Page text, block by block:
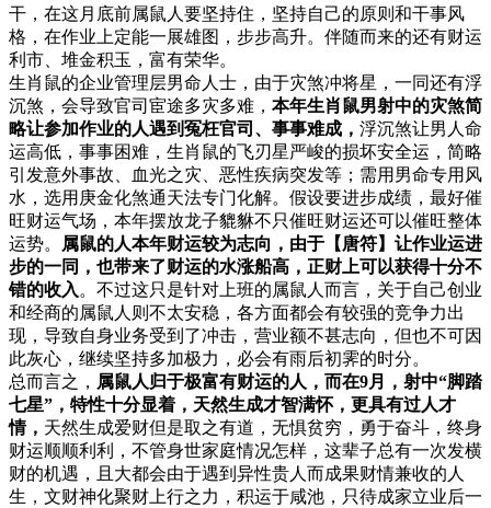
干，在这月底前属鼠人要坚持住，坚持自己的原则和干事风
格，在作业上定能一展雄图，步步高升。伴随而来的还有财运
利市、堆金积玉，富有荣华。
生肖鼠的企业管理层男命人士，由于灾煞冲将星，一同还有浮
沉煞，会导致官司宦途多灾多难， 本年生肖鼠男射中的灾煞简
略让参加作业的人遇到冤枉官司、事事难成， 浮沉煞让男人命
运高低，事事困难，生肖鼠的飞刃星严峻的损坏安全运，简略
引发意外事故、血光之灾、恶性疾病突发等；需用男命专用风
水，选用庚金化煞通天法专门化解。假设要进步成绩，最好催
旺财运气场，本年摆放龙子貔貅不只催旺财运还可以催旺整体
运势。
属鼠的人本年财运较为志向，由于【唐符】让作业运进
步的一同，也带来了财运的水涨船高，正财上可以获得十分不
错的收入 。不过这只是针对上班的属鼠人而言，关于自己创业
和经商的属鼠人则不太安稳，各方面都会有较强的竞争力出
现，导致自身业务受到了冲击，营业额不甚志向，但也不可因
此灰心，继续坚持多加极力，必会有雨后初霁的时分。
总而言之， 属鼠人归于极富有财运的人，而在9月，射中“脚踏
七星”，特性十分显着，天然生成才智满怀，更具有过人才
情， 天然生成爱财但是取之有道，无惧贫穷，勇于奋斗，终身
财运顺顺利利，不管身世家庭情况怎样，这辈子总有一次发横
财的机遇，且大都会由于遇到异性贵人而成果财情兼收的人
生，文财神化聚财上行之力，积运于咸池，只待成家立业后一